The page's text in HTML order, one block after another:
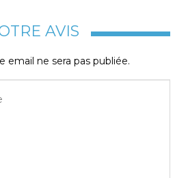
AVIS
email ne sera pas publiée.